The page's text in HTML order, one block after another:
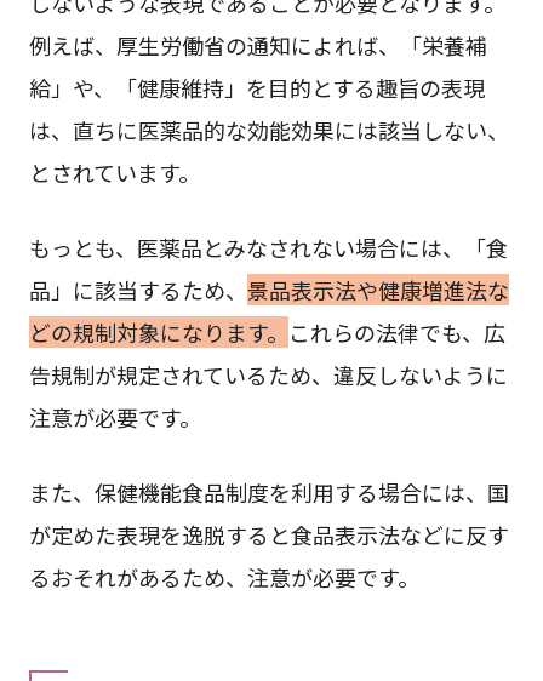
例えば、厚生労働省の通知によれば、「栄養補
給」や、「健康維持」を目的とする趣旨の表現
は、直ちに医薬品的な効能効果には該当しない、
とされています。
もっとも、医薬品とみなされない場合には、「食
品」に該当するため、 景品表示法や健康増進法な
どの規制対象になります。 これらの法律でも、広
告規制が規定されているため、違反しないように
注意が必要です。
また、保健機能食品制度を利用する場合には、国
が定めた表現を逸脱すると食品表示法などに反す
るおそれがあるため、注意が必要です。